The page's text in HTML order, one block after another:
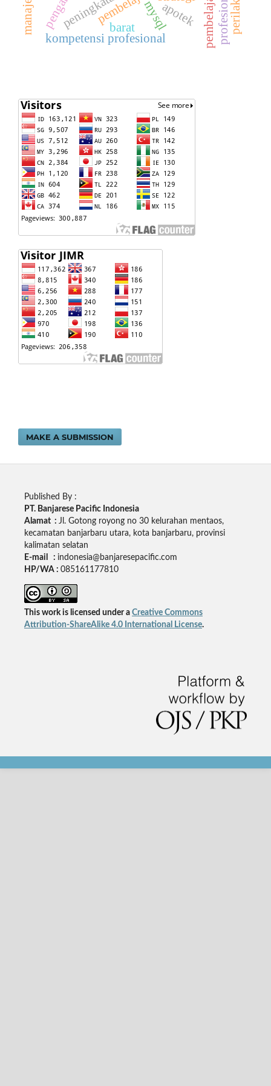
pembelajaranprofesional
mysql
kompetensi profesional
barat apotek
MAKE A SUBMISSION
Published By :
PT. Banjarese Pacific Indonesia
Alamat : Jl. Gotong royong no 30 kelurahan mentaos,
kecamatan banjarbaru utara, kota banjarbaru, provinsi
kalimatan selatan
E-mail : indonesia@banjaresepacific.com
HP/WA : 085161177810
This work is licensed under a Creative Commons
Attribution-ShareAlike 4.0 International License.